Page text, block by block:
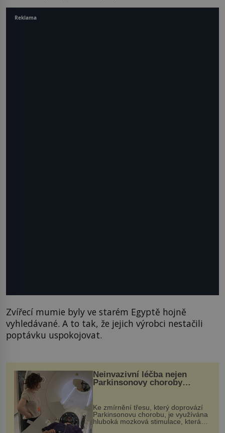
Zvířecí mumie byly ve starém Egyptě hojně
vyhledávané. A to tak, že jejich výrobci nestačili
poptávku uspokojovat.
Neinvazivní léčba nejen
Parkinsonovy choroby
Ke zmírnění třesu, který doprovází
Parkinsonovu chorobu, je využívána
hluboká mozková stimulace, která
však vyžaduje vysoce invazivní
Reklama